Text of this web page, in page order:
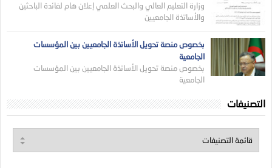
وزارة التعليم العالي والبحث العلمي إعلان هام لفائدة الباحثين
والأساتذة الجامعيين
بخصوص منصة تحويل الأساتذة الجامعيين بين المؤسسات
الجامعية
بخصوص منصة تحويل الأساتذة الجامعيين بين المؤسسات
الجامعية
التصنيفات